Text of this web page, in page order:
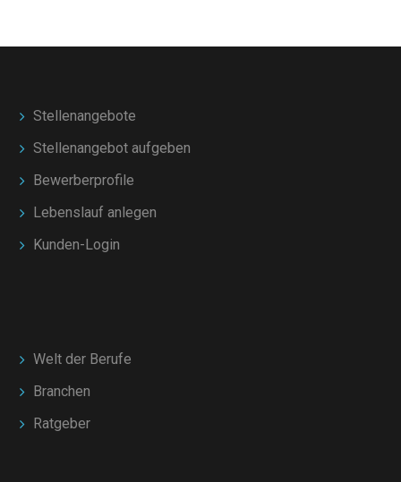
Stellenangebote
Stellenangebot aufgeben
Bewerberprofile
Lebenslauf anlegen
Kunden-Login
Welt der Berufe
Branchen
Ratgeber